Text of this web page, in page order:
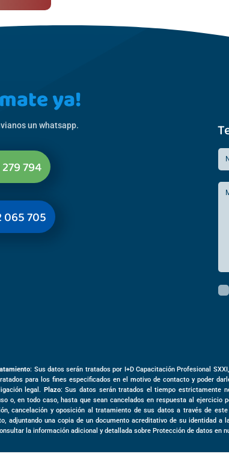
ya!
un whatsapp.
794
065 705
: Sus datos serán tratados por I+D Capacitación Profesional
para los fines especificados en el motivo de contacto y poder
legal. Plazo: Sus datos serán tratados el tiempo estrictamente
o, en todo caso, hasta que sean cancelados en respuesta al
cancelación y oposición al tratamiento de sus datos a través de
adjuntando una copia de un documento acreditativo de su identidad a
la información adicional y detallada sobre Protección de datos en